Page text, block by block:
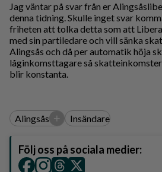
Jag väntar på svar från er
denna tidning. Skulle inget svar
friheten att tolka detta som att
med sin partiledare och vill sänka
Alingsås och då per automatik höja
låginkomsttagare så
blir konstanta.
Alingsås + Insändare
Följ oss på sociala medier: